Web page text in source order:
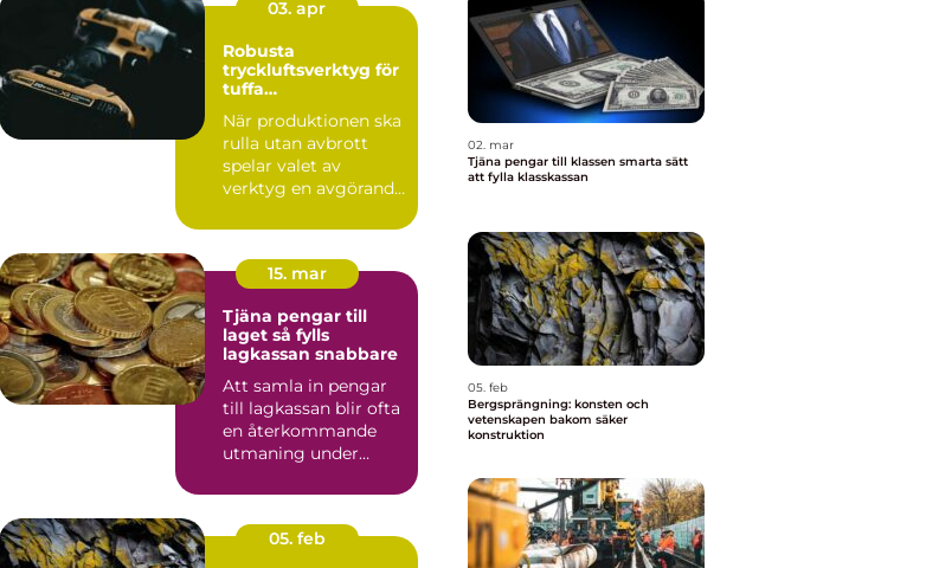
03. apr
Robusta
tryckluftsverktyg för
tuffa
När produktionen ska
rulla utan avbrott
spelar valet av
verktyg en avgörande
15. mar
Tjäna pengar till
laget så fylls
lagkassan snabbare
Att samla in pengar
till lagkassan blir ofta
en återkommande
utmaning under
Cupavgifter, t...
05. feb
02. mar
Tjäna pengar till klassen smarta sätt
att fylla klasskassan
05. feb
Bergsprängning: konsten och
vetenskapen bakom säker
konstruktion